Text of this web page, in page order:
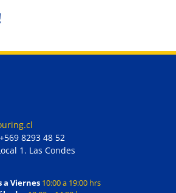
8293 48 52
1. Las Condes
a Viernes 10:00 a 19:00 hrs